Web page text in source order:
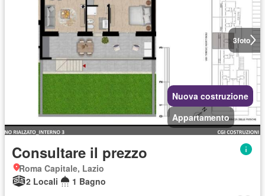
3foto
Nuova costruzione
Appartamento
Consultare il prezzo
Roma Capitale, Lazio
2 Locali
1 Bagno